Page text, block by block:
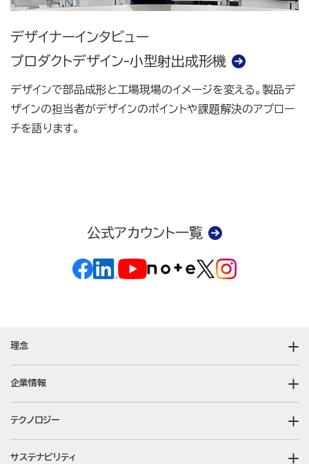
デザイナーインタビュー
プロダクトデザイン-小型射出成形機
デザインで部品成形と工場現場のイメージを変える。製品デ
ザインの担当者がデザインのポイントや課題解決のアプロー
チを語ります。
公式アカウント一覧
理念
企業情報
テクノロジー
サステナビリティ